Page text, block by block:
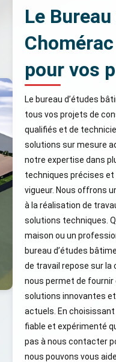
Le
pour vos
Le bureau d’études
tous vos projets de
qualifiés et de
solutions sur mesure
notre expertise dans
techniques précises
vigueur. Nous offrons
à la réalisation de
solutions techniques.
maison ou un
bureau d’études
de travail repose sur la
nous permet de fournir
solutions innovantes
actuels. En choisissant
fiable et expérimenté
pas à nous contacter
nous pouvons vous